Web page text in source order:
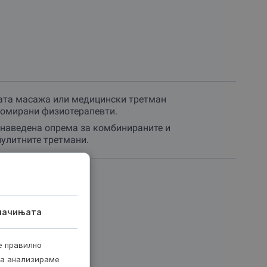
кои со својата стручност и
за специфичен дел од телото, или пак целосно
– кое овозможува брза апсорпција на
забрзувајќи го опоравувањето.
нуди и напредни физиотерапевтски
Dry Needling (суво игличање), ултразвук,
на болката, подобрување на подвижноста и
еден час, доволно за да почувствуваш
масажа или медицински третман
физиотерапевти.
опрема за комбинираните и
третмани.
правилно
анализираме